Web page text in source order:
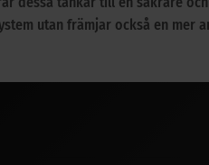
utan främjar också en mer